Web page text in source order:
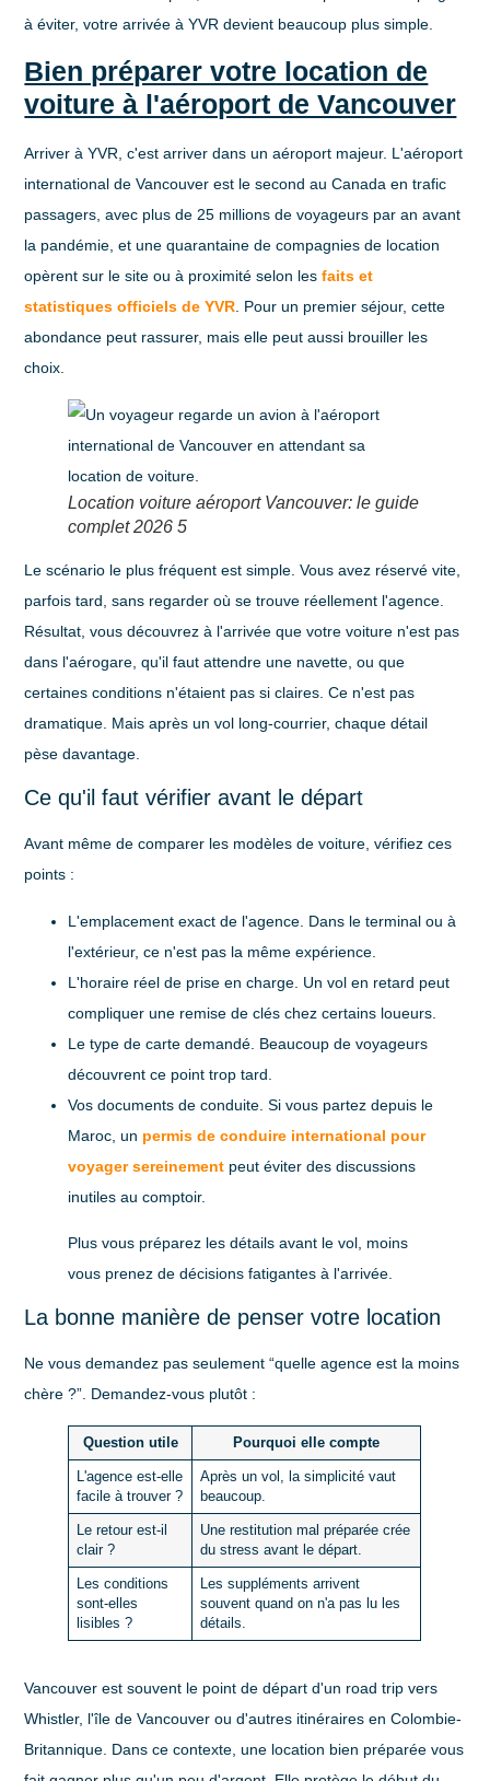
à éviter, votre arrivée à YVR devient beaucoup plus simple.
Bien préparer votre location de
voiture à l'aéroport de Vancouver
Arriver à YVR, c'est arriver dans un aéroport majeur. L'aéroport
international de Vancouver est le second au Canada en trafic
passagers , avec plus de 25 millions de voyageurs par an avant
la pandémie , etune quarantaine de compagnies de location
opèrent sur le site ou à proximité selon lesfaits et
statistiques officiels de YVR . Pour un premier séjour, cette
abondance peut rassurer, mais elle peut aussi brouiller les
choix.
Location voiture aéroport Vancouver: le guide
complet 2026 5
Le scénario le plus fréquent est simple. Vous avez réservé vite,
parfois tard, sans regarder où se trouve réellement l'agence.
Résultat, vous découvrez à l'arrivée que votre voiture n'est pas
dans l'aérogare, qu'il faut attendre une navette, ou que
certaines conditions n'étaient pas si claires. Ce n'est pas
dramatique. Mais après un vol long-courrier, chaque détail
pèse davantage.
Ce qu'il faut vérifier avant le départ
Avant même de comparer les modèles de voiture, vérifiez ces
points :
L'emplacement exact de l'agence . Dans le terminal ou à
l'extérieur, ce n'est pas la même expérience.
L'horaire réel de prise en charge . Un vol en retard peut
compliquer une remise de clés chez certains loueurs.
Le type de carte demandé . Beaucoup de voyageurs
découvrent ce point trop tard.
Vos documents de conduite . Si vous partez depuis le
Maroc, un permis de conduire international pour
voyager sereinement peut éviter des discussions
inutiles au comptoir.
Plus vous préparez les détails avant le vol, moins
vous prenez de décisions fatigantes à l'arrivée.
La bonne manière de penser votre location
Ne vous demandez pas seulement “quelle agence est la moins
chère ?”. Demandez-vous plutôt :
Question utile Pourquoi elle compte
L'agence est-elle
facile à trouver ?
Après un vol, la simplicité vaut
beaucoup.
Le retour est-il
clair ?
Une restitution mal préparée crée
du stress avant le départ.
Les conditions
sont-elles
lisibles ?
Les suppléments arrivent
souvent quand on n'a pas lu les
détails.
Vancouver est souvent le point de départ d'un road trip vers
Whistler, l'île de Vancouver ou d'autres itinéraires en Colombie-
Britannique. Dans ce contexte, une location bien préparée vous